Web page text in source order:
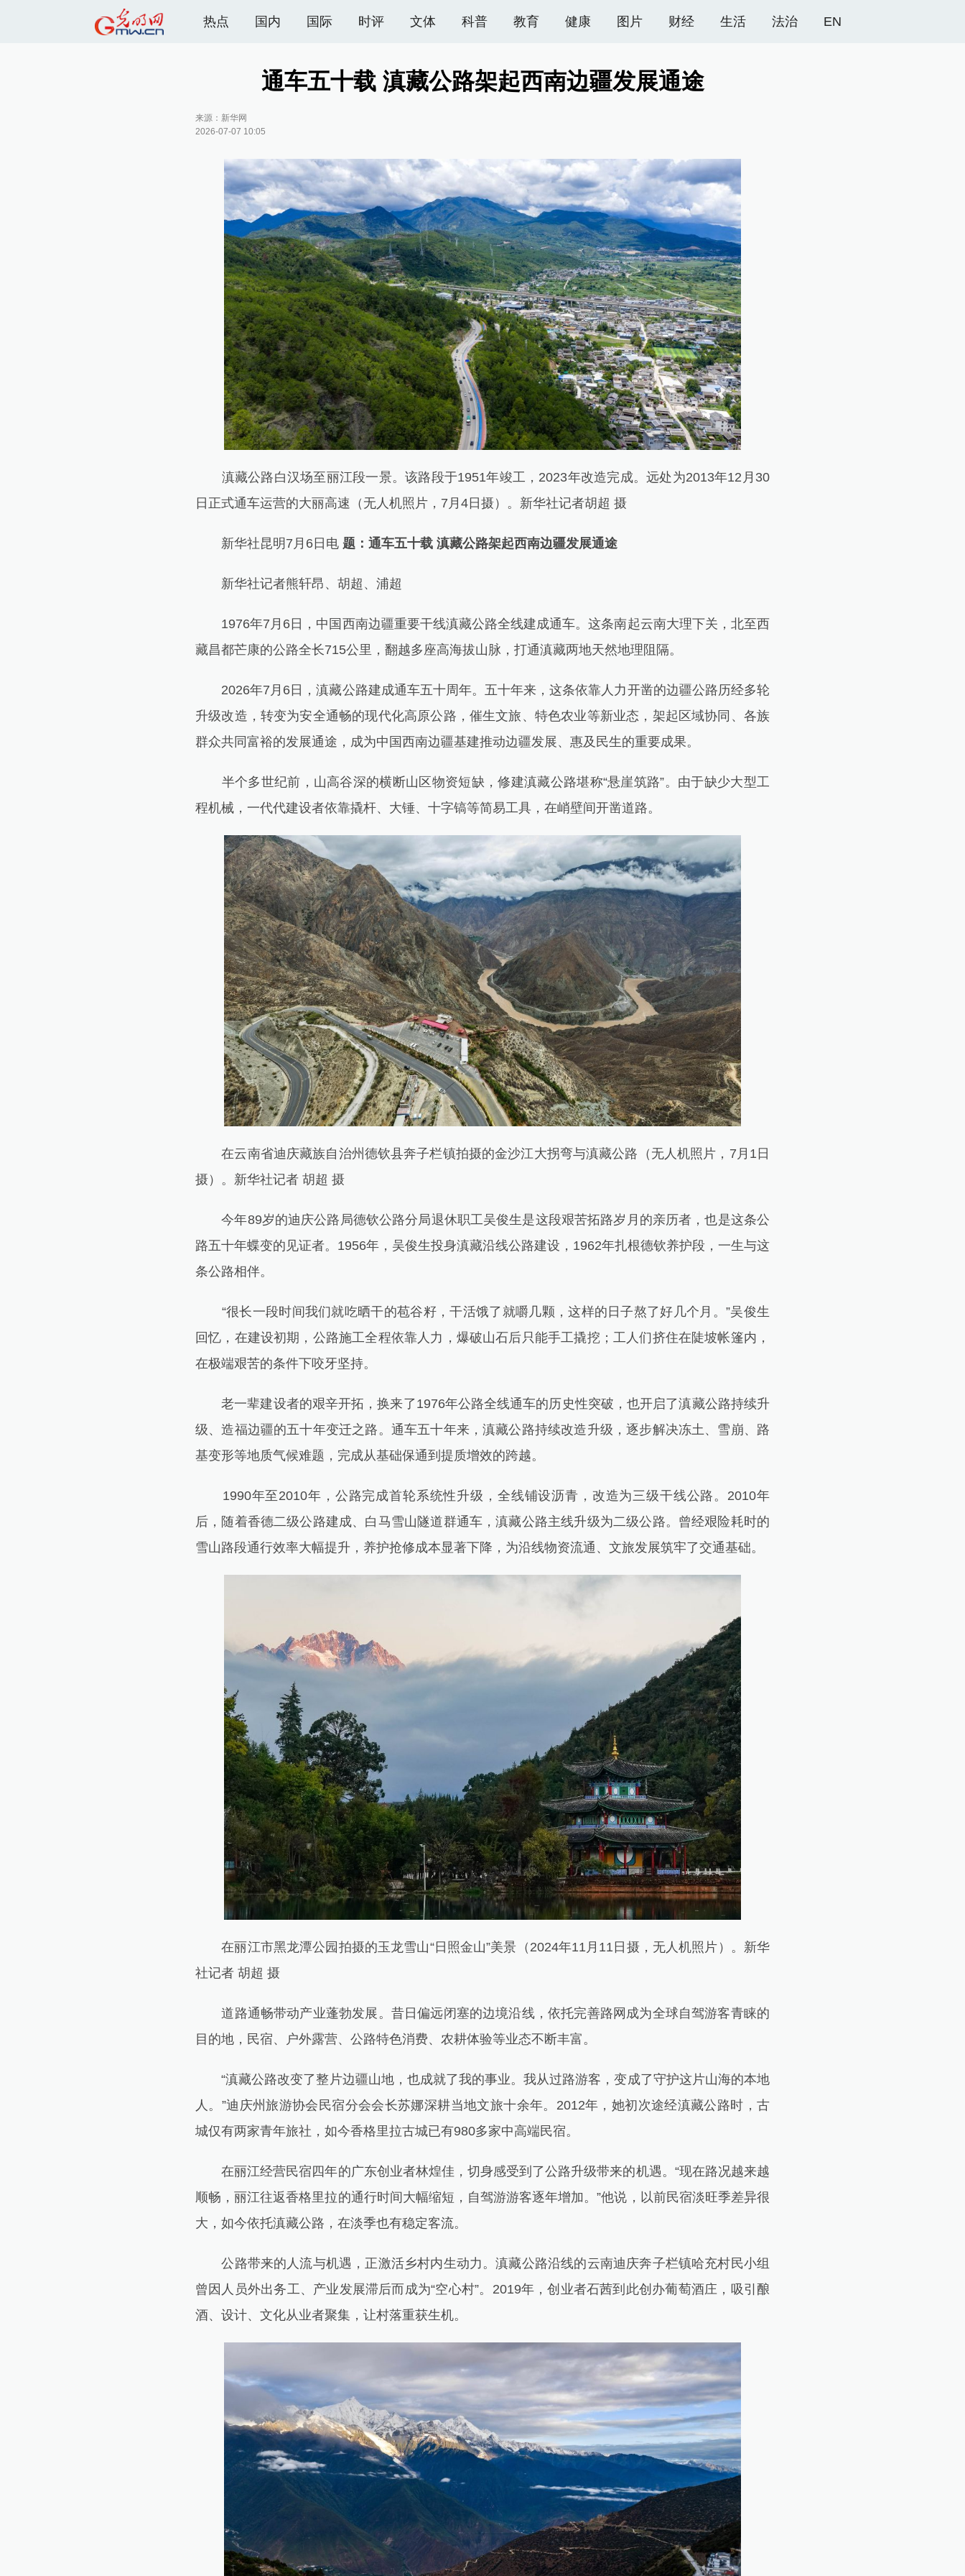
热点 国内 国际 时评 文体 科普 教育 健康 图片 财经 生活 法治 EN
通车五十载 滇藏公路架起西南边疆发展通途
来源： 新华网
2026-07-07 10:05
滇藏公路白汉场至丽江段一景。该路段于1951年竣工，2023年改造完成。远处为2013年12月30
日正式通车运营的大丽高速（无人机照片，7月4日摄）。新华社记者胡超 摄
新华社昆明7月6日电 题：通车五十载 滇藏公路架起西南边疆发展通途
新华社记者熊轩昂、胡超、浦超
1976年7月6日，中国西南边疆重要干线滇藏公路全线建成通车。这条南起云南大理下关，北至西
藏昌都芒康的公路全长715公里，翻越多座高海拔山脉，打通滇藏两地天然地理阻隔。
2026年7月6日，滇藏公路建成通车五十周年。五十年来，这条依靠人力开凿的边疆公路历经多轮
升级改造，转变为安全通畅的现代化高原公路，催生文旅、特色农业等新业态，架起区域协同、各族
群众共同富裕的发展通途，成为中国西南边疆基建推动边疆发展、惠及民生的重要成果。
半个多世纪前，山高谷深的横断山区物资短缺，修建滇藏公路堪称“悬崖筑路”。由于缺少大型工
程机械，一代代建设者依靠撬杆、大锤、十字镐等简易工具，在峭壁间开凿道路。
在云南省迪庆藏族自治州德钦县奔子栏镇拍摄的金沙江大拐弯与滇藏公路（无人机照片，7月1日
摄）。新华社记者 胡超 摄
今年89岁的迪庆公路局德钦公路分局退休职工吴俊生是这段艰苦拓路岁月的亲历者，也是这条公
路五十年蝶变的见证者。1956年，吴俊生投身滇藏沿线公路建设，1962年扎根德钦养护段，一生与这
条公路相伴。
“很长一段时间我们就吃晒干的苞谷籽，干活饿了就嚼几颗，这样的日子熬了好几个月。”吴俊生
回忆，在建设初期，公路施工全程依靠人力，爆破山石后只能手工撬挖；工人们挤住在陡坡帐篷内，
在极端艰苦的条件下咬牙坚持。
老一辈建设者的艰辛开拓，换来了1976年公路全线通车的历史性突破，也开启了滇藏公路持续升
级、造福边疆的五十年变迁之路。通车五十年来，滇藏公路持续改造升级，逐步解决冻土、雪崩、路
基变形等地质气候难题，完成从基础保通到提质增效的跨越。
1990年至2010年，公路完成首轮系统性升级，全线铺设沥青，改造为三级干线公路。2010年
后，随着香德二级公路建成、白马雪山隧道群通车，滇藏公路主线升级为二级公路。曾经艰险耗时的
雪山路段通行效率大幅提升，养护抢修成本显著下降，为沿线物资流通、文旅发展筑牢了交通基础。
在丽江市黑龙潭公园拍摄的玉龙雪山“日照金山”美景（2024年11月11日摄，无人机照片）。新华
社记者 胡超 摄
道路通畅带动产业蓬勃发展。昔日偏远闭塞的边境沿线，依托完善路网成为全球自驾游客青睐的
目的地，民宿、户外露营、公路特色消费、农耕体验等业态不断丰富。
“滇藏公路改变了整片边疆山地，也成就了我的事业。我从过路游客，变成了守护这片山海的本地
人。”迪庆州旅游协会民宿分会会长苏娜深耕当地文旅十余年。2012年，她初次途经滇藏公路时，古
城仅有两家青年旅社，如今香格里拉古城已有980多家中高端民宿。
在丽江经营民宿四年的广东创业者林煌佳，切身感受到了公路升级带来的机遇。“现在路况越来越
顺畅，丽江往返香格里拉的通行时间大幅缩短，自驾游游客逐年增加。”他说，以前民宿淡旺季差异很
大，如今依托滇藏公路，在淡季也有稳定客流。
公路带来的人流与机遇，正激活乡村内生动力。滇藏公路沿线的云南迪庆奔子栏镇哈充村民小组
曾因人员外出务工、产业发展滞后而成为“空心村”。2019年，创业者石茜到此创办葡萄酒庄，吸引酿
酒、设计、文化从业者聚集，让村落重获生机。